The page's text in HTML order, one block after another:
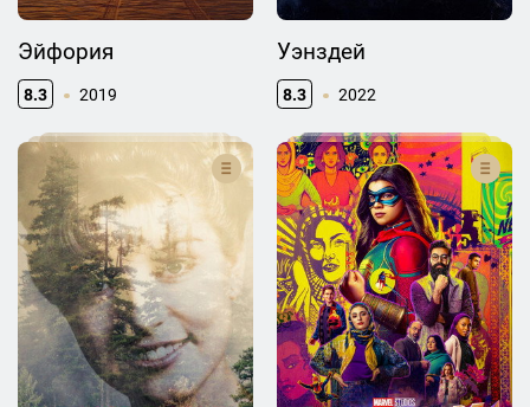
Эйфория
8.3 2019
Уэнздей
8.3 2022